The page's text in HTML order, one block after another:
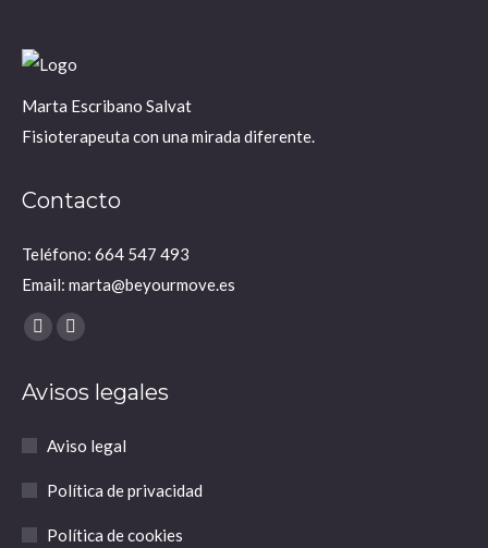
Marta Escribano Salvat
Fisioterapeuta con una mirada diferente.
Contacto
Teléfono: 664 547 493
Email: marta@beyourmove.es
Encuéntranos en:
YouTube
opens
new
window
Instagram
opens
new
window
Avisos legales
Aviso legal
Política de privacidad
Política de cookies